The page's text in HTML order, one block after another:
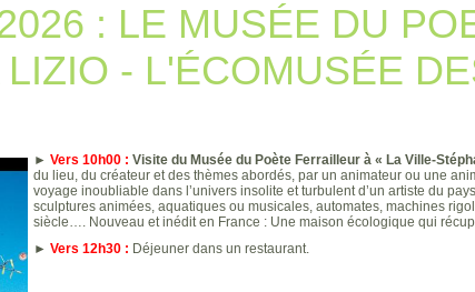
: LE MUSÉE DU
- L'ÉCOMUSÉE
► Vers 10h00 : Visite du Musée du Poète Ferrailleur à « La Ville-
du lieu, du créateur et des thèmes abordés, par un animateur ou une
voyage inoubliable dans l’univers insolite et turbulent d’un artiste du
sculptures animées, aquatiques ou musicales, automates, machines
siècle…. Nouveau et inédit en France : Une maison écologique qui
► Vers 12h30 : Déjeuner dans un restaurant.